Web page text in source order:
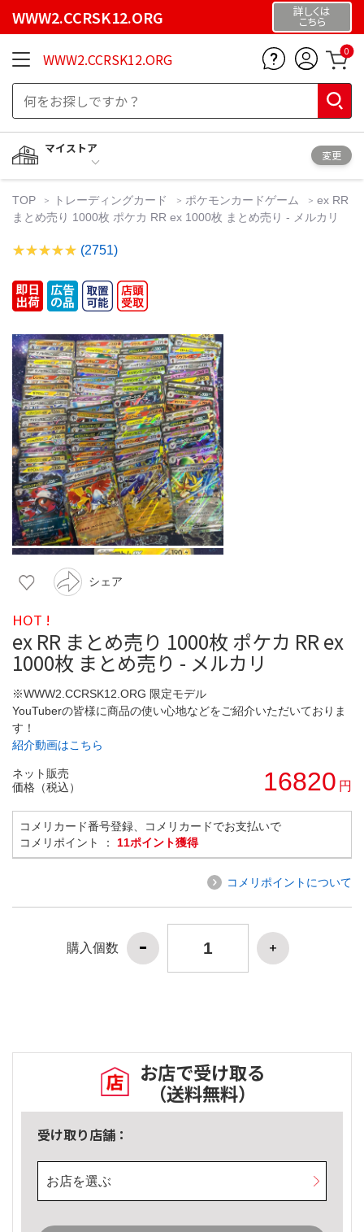
WWW2.CCRSK12.ORG 詳しくは
こちら
WWW2.CCRSK12.ORG 0
マイストア
変更
TOP トレーディングカード ポケモンカードゲーム
ex RR
まとめ売り 1000枚 ポケカ RR ex 1000枚 まとめ売り - メルカリ
(2751)
シェア
HOT !
ex RR まとめ売り 1000枚 ポケカ RR ex
1000枚 まとめ売り - メルカリ
※WWW2.CCRSK12.ORG 限定モデル
YouTuberの皆様に商品の使い心地などをご紹介いただいておりま
す！
紹介動画はこちら
ネット販売
価格（税込）
16820 円
コメリカード番号登録、コメリカードでお支払いで
コメリポイント ： 11ポイント獲得
コメリポイントについて
購入個数
お店で受け取る
（送料無料）
受け取り店舗：
お店を選ぶ